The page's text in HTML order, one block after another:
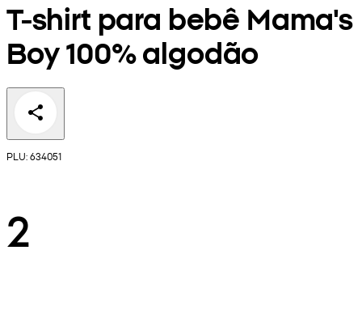
T-shirt para bebê Mama's
Boy 100% algodão
PLU: 634051
2